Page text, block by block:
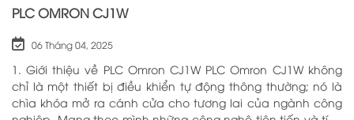
PLC OMRON CJ1W
06 Tháng 04, 2025
1. Giới thiệu về PLC Omron CJ1W PLC Omron CJ1W không
chỉ là một thiết bị điều khiển tự động thông thường; nó là
chìa khóa mở ra cánh cửa cho tương lai của ngành công